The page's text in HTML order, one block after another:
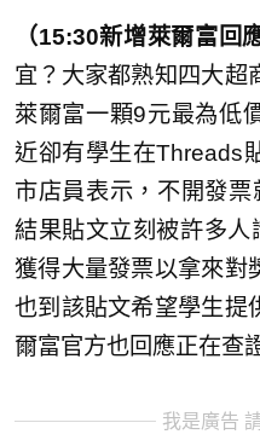
（15:30新增萊爾富回
宜？大家都熟知四大超
萊爾富一顆9元最為低
近卻有學生在Threads
市店員表示，不開發票
結果貼文立刻被許多
獲得大量發票以拿來對
也到該貼文希望學生提
爾富官方也回應正在查
我是廣告